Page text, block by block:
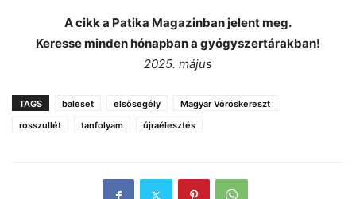
A cikk a Patika Magazinban jelent meg.
Keresse minden hónapban a gyógyszertárakban!
2025. május
TAGS baleset elsősegély
Magyar Vöröskereszt
rosszullét
tanfolyam újraélesztés